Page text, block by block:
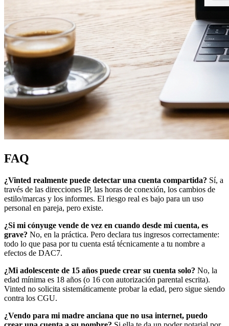
FAQ
¿Vinted realmente puede detectar una cuenta compartida? Sí, a
través de las direcciones IP, las horas de conexión, los cambios de
estilo/marcas y los informes. El riesgo real es bajo para un uso
personal en pareja, pero existe.
¿Si mi cónyuge vende de vez en cuando desde mi cuenta, es
grave? No, en la práctica. Pero declara tus ingresos correctamente:
todo lo que pasa por tu cuenta está técnicamente a tu nombre a
efectos de DAC7.
¿Mi adolescente de 15 años puede crear su cuenta solo? No, la
edad mínima es 18 años (o 16 con autorización parental escrita).
Vinted no solicita sistemáticamente probar la edad, pero sigue siendo
contra los CGU.
¿Vendo para mi madre anciana que no usa internet, puedo